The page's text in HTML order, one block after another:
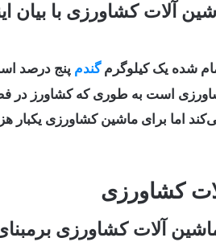
آلات کشاورزی با
شده یک کیلوگرم گندم پنج درصد
اما برای ماشین کشاورزی یکبار
کشاورزی
آلات کشاورزی